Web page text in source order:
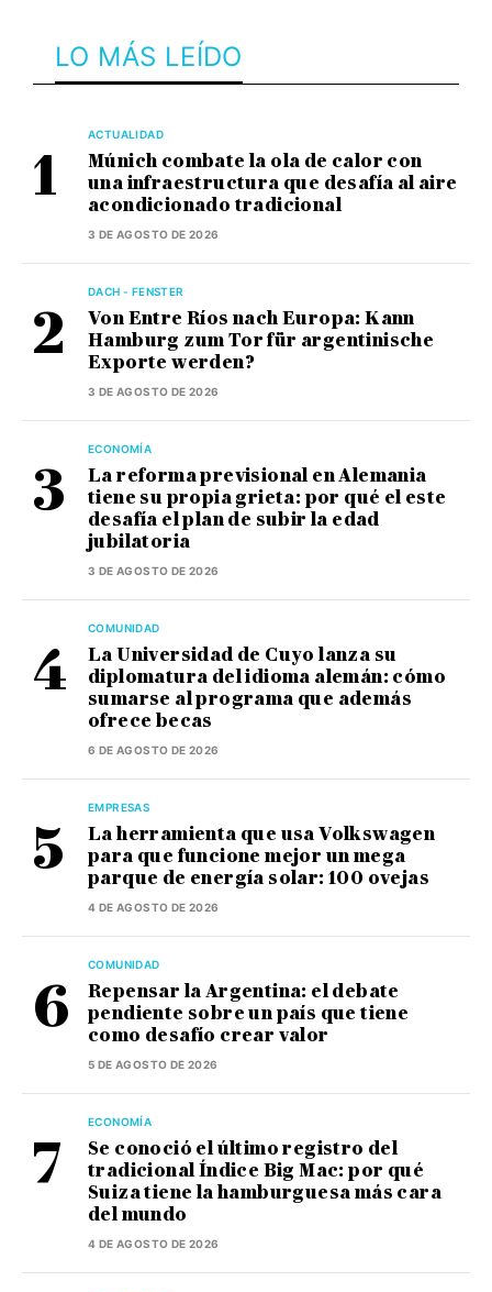
LO MÁS LEÍDO
ACTUALIDAD
Múnich combate la ola de calor con
una infraestructura que desafía al aire
acondicionado tradicional
3 DE AGOSTO DE 2026
DACH - FENSTER
Von Entre Ríos nach Europa: Kann
Hamburg zum Tor für argentinische
Exporte werden?
3 DE AGOSTO DE 2026
ECONOMÍA
La reforma previsional en Alemania
tiene su propia grieta: por qué el este
desafía el plan de subir la edad
jubilatoria
3 DE AGOSTO DE 2026
COMUNIDAD
La Universidad de Cuyo lanza su
diplomatura del idioma alemán: cómo
sumarse al programa que además
ofrece becas
6 DE AGOSTO DE 2026
EMPRESAS
La herramienta que usa Volkswagen
para que funcione mejor un mega
parque de energía solar: 100 ovejas
4 DE AGOSTO DE 2026
COMUNIDAD
Repensar la Argentina: el debate
pendiente sobre un país que tiene
como desafío crear valor
5 DE AGOSTO DE 2026
ECONOMÍA
Se conoció el último registro del
tradicional Índice Big Mac: por qué
Suiza tiene la hamburguesa más cara
del mundo
4 DE AGOSTO DE 2026